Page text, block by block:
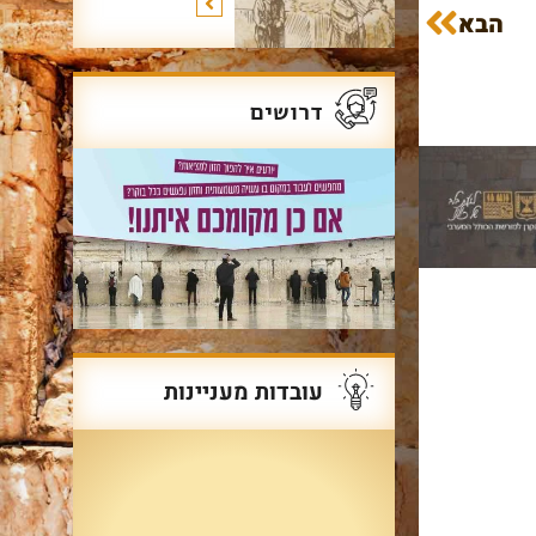
הבא
דרושים
עובדות מעניינות